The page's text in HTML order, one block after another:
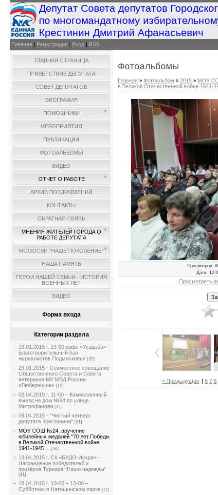
Депутат Совета депутатов
по многомандатному
Крестинин Дмитрий Афанасьевич
Главная | Регистрация | Вход | RSS
ГЛАВНАЯ СТРАНИЦА
ПРИВЕТСТВИЕ ДЕПУТАТА
СОВЕТ ДЕПУТАТОВ
БИОГРАФИЯ
ПОМОЩНИКИ
МЕРОПРИЯТИЯ
ПУБЛИКАЦИИ
ФОТОАЛЬБОМЫ
ВИДЕО
ОТЧЕТ О РАБОТЕ
АРХИВ ПОЗДРАВЛЕНИЙ
КОНТАКТЫ
ОБРАТНАЯ СВЯЗЬ
МНЕНИЯ ЖИТЕЛЕЙ ГОРОДА О
РАБОТЕ ДЕПУТАТА
МОООСВИ "НАШЕ ПОКОЛЕНИЕ"
НАША ПАМЯТЬ
ГЕРОИ НАШЕЙ СЕМЬИ - ИСТОРИЯ
ВОЕННЫХ ЛЕТ
ВИДЕО
Форма входа
Категории раздела
23.01.2015 г. 13-00 кафе «Усадьба» -
Благотворительный бал
журналистов Подмосковья [20]
29.01.2015 - Совместное совещание
Общественного Совета и Совета
ветеранов МУ МВД России
«Люберецкое» [12]
02.04.2015 г. 11-00 – Комиссионный
выезд на дом №54 по улице
Митрофанова [11]
09.04.2015 - "Чистый четверг
депутата Крестинина" [91]
МОУ СОШ №24, вручение
юбилейных медалей "70 лет Победы
в Великой Отечественной войне
1941-1945 ...
[50]
13.04.2015 г. СК «БУДО-Искра» -
Награждение победителей и
призёров Турнира “Наши надежды”
[41]
18.04.2015 г. 10-00 – 13-00 –
Субботник в Наташинском парке [11]
Фотоальбомы
Главная » Фотоальбом » 2015 » МОУ
в Великой Отечественной войне 1941-
Просмотров:
Дата:
Просмотреть
« Предыдущая | 6 7 8